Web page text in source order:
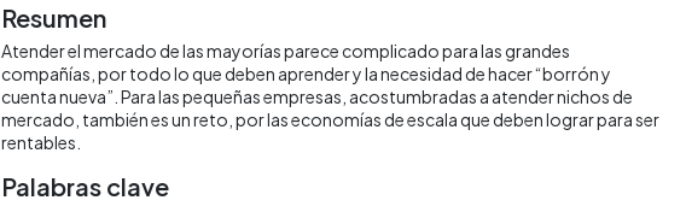
Resumen
Atender el mercado de las mayorías parece complicado para las grandes
compañías, por todo lo que deben aprender y la necesidad de hacer “borrón y
cuenta nueva”. Para las pequeñas empresas, acostumbradas a atender nichos de
mercado, también es un reto, por las economías de escala que deben lograr para ser
rentables.
Palabras clave